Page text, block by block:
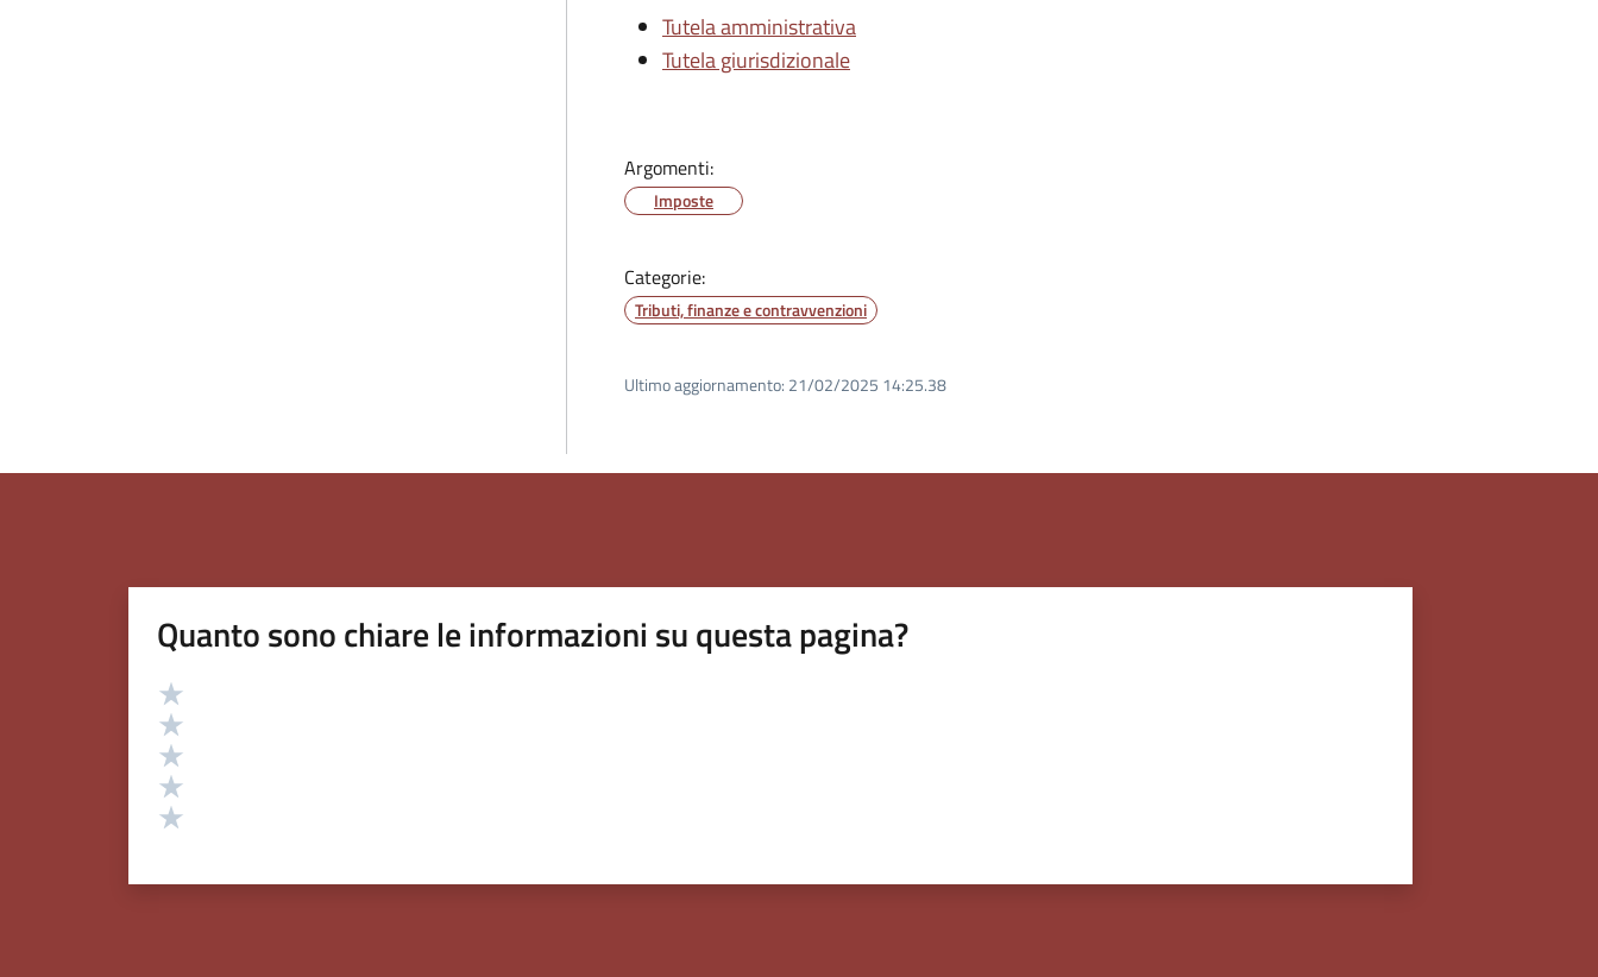
Tutela amministrativa
Tutela giurisdizionale
Argomenti:
Imposte
Categorie:
Tributi, finanze e contravvenzioni
Ultimo aggiornamento: 21/02/2025 14:25.38
Quanto sono chiare le informazioni su questa pagina?
Valutazione